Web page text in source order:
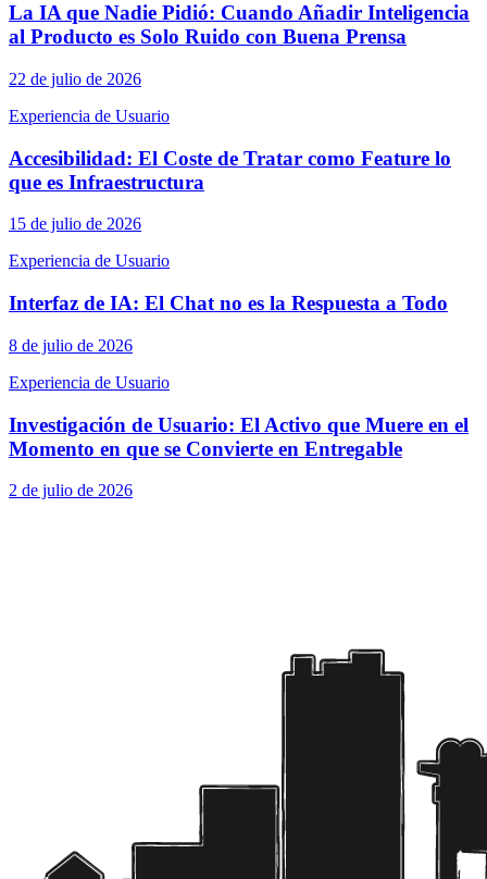
La IA que Nadie Pidió: Cuando Añadir Inteligencia
al Producto es Solo Ruido con Buena Prensa
22 de julio de 2026
Experiencia de Usuario
Accesibilidad: El Coste de Tratar como Feature lo
que es Infraestructura
15 de julio de 2026
Experiencia de Usuario
Interfaz de IA: El Chat no es la Respuesta a Todo
8 de julio de 2026
Experiencia de Usuario
Investigación de Usuario: El Activo que Muere en el
Momento en que se Convierte en Entregable
2 de julio de 2026